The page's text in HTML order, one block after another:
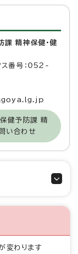
課 精神保健・健
番号：052-
健予防課 精
い合わせ
変わります